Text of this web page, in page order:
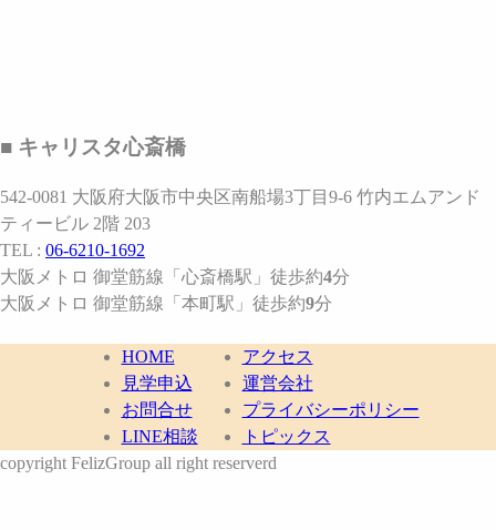
■ キャリスタ心斎橋
542-0081 大阪府大阪市中央区南船場3丁目9-6 竹内エムアンド
ティービル 2階 203
TEL : 06-6210-1692
大阪メトロ 御堂筋線 「心斎橋駅」 徒歩約4分
大阪メトロ 御堂筋線 「本町駅」 徒歩約9分
HOME
見学申込
お問合せ
LINE相談
アクセス
運営会社
プライバシーポリシー
トピックス
copyright FelizGroup all right reserverd